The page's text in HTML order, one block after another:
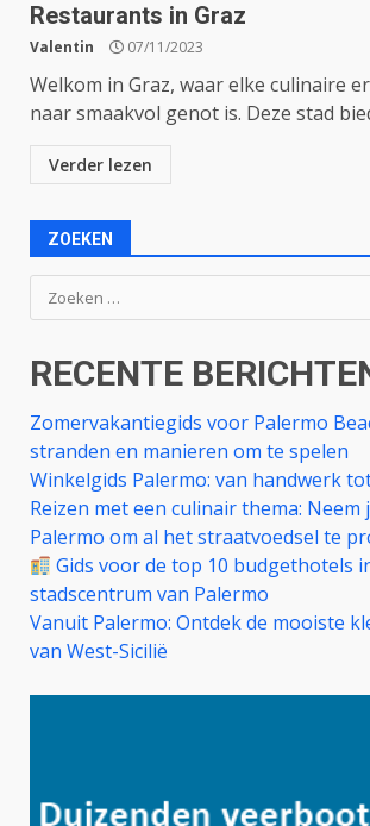
Restaurants in Graz
Valentin 07/11/2023
Welkom in Graz, waar elke culinaire
naar smaakvol genot is. Deze stad
Verder lezen
ZOEKEN
Zoeken
naar:
RECENTE
Zomervakantiegids voor Palermo
stranden en manieren om te spelen
Winkelgids Palermo: van handwerk
Reizen met een culinair thema: Neem
Palermo om al het straatvoedsel te
Gids voor de top 10 budgethotels
stadscentrum van Palermo
Vanuit Palermo: Ontdek de mooiste
van West-Sicilië